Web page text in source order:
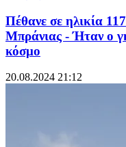
Πέθανε σε ηλικία
Μπράνιας - Ήταν ο
κόσμο
20.08.2024 21:12